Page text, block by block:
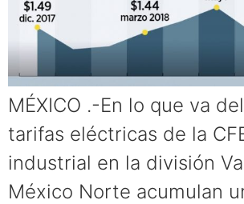
MÉXICO .-En lo que va
tarifas eléctricas de la
industrial en la división
México Norte acumulan